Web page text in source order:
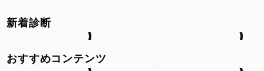
ふわ恋キュンべあ診断とは？
「ふわ恋キュンべあ診断」は、恋愛心理学の考え方をヒント
に、恋愛中の行動や価値観、ときめきの傾向を分析する恋愛
タイプ診断です。
新着診断
おすすめコンテンツ